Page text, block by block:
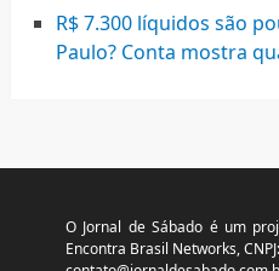
R$ 7.300 líquidos são
Paulo? Conta mostra
O Jornal de Sábado é um
Encontra Brasil Networks,